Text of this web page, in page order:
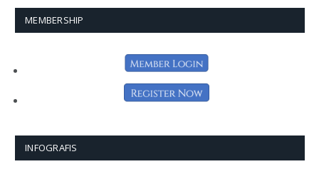
MEMBERSHIP
INFOGRAFIS